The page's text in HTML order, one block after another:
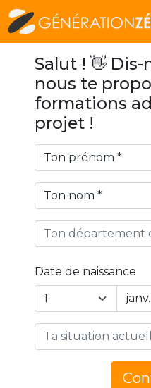
Salut ! 👋
nous te
formations
projet !
Ton département
Date de naissance
Year
Day